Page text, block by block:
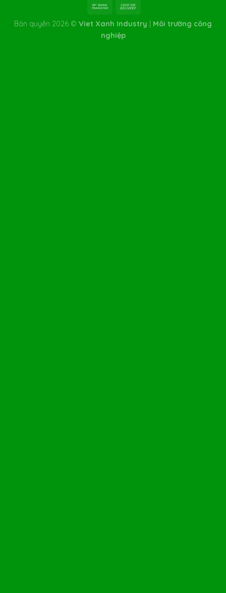
Bản quyền 2026 © Viet Xanh Industry
Môi trường công
nghiệp